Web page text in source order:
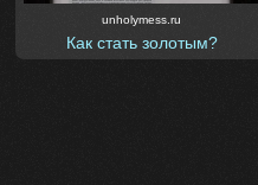
unholymess.ru
Как стать золотым?